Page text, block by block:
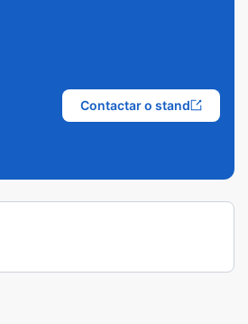
Contactar o stand